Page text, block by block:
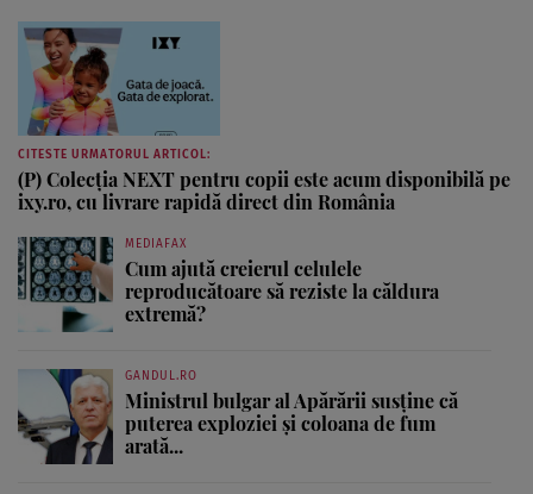
CITESTE URMATORUL ARTICOL:
(P) Colecția NEXT pentru copii este acum disponibilă pe
ixy.ro, cu livrare rapidă direct din România
MEDIAFAX
Cum ajută creierul celulele
reproducătoare să reziste la căldura
extremă?
GANDUL.RO
Ministrul bulgar al Apărării susține că
puterea exploziei și coloana de fum
arată...